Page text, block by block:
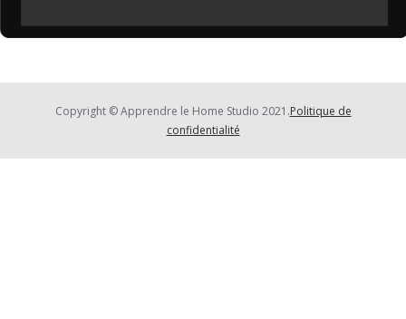
Copyright ©Apprendre le Home Studio 2021.Politique de
confidentialité